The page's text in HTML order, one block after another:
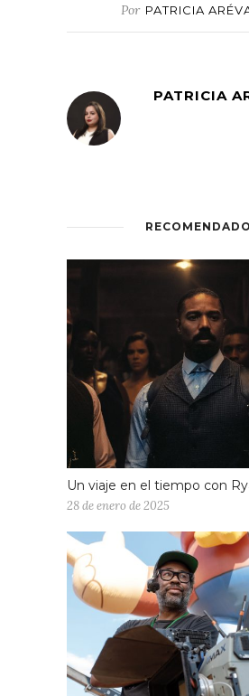
Por PATRICIA
PATRICIA
Un viaje en el tiempo con
28 de enero de 2025